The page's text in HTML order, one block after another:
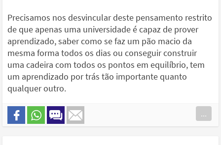
Precisamos nos desvincular deste pensamento restrito
de que apenas uma universidade é capaz de prover
aprendizado, saber como se faz um pão macio da
mesma forma todos os dias ou conseguir construir
uma cadeira com todos os pontos em equilíbrio, tem
um aprendizado por trás tão importante quanto
qualquer outro.
...